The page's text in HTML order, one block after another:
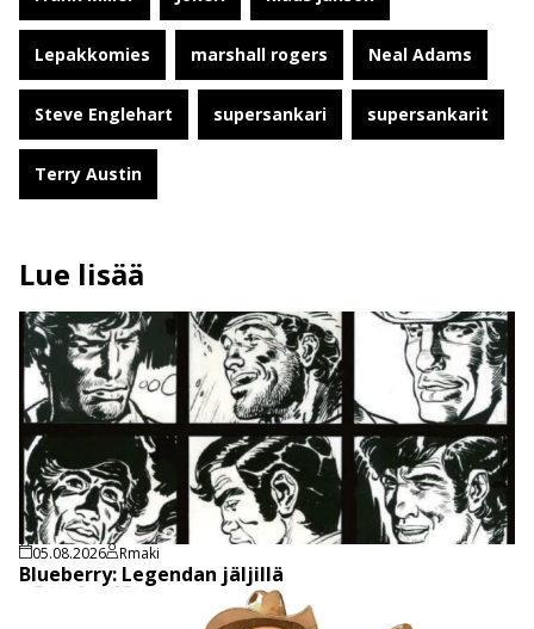
Lepakkomies marshall rogers Neal Adams
Steve Englehart supersankari supersankarit
Terry Austin
Lue lisää
05.08.2026 Rmaki
Blueberry: Legendan jäljillä